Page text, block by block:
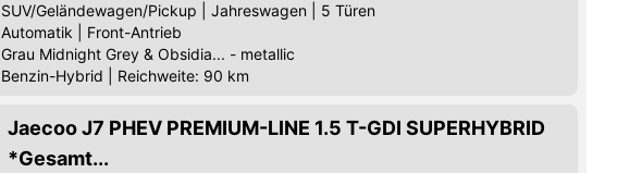
SUV/Geländewagen/Pickup
Jahreswagen
5 Türen
Automatik
Front-Antrieb
Grau Midnight Grey & Obsidia... - metallic
Benzin-Hybrid
Reichweite: 90 km
Jaecoo J7 PHEV PREMIUM-LINE 1.5 T-GDI SUPERHYBRID
*Gesamt...